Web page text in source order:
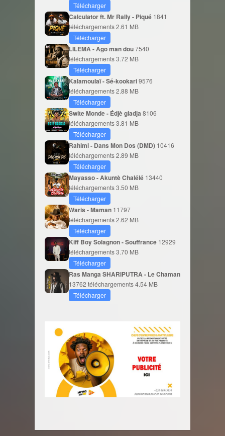
Télécharger
Calculator ft. Mr Rally - Piqué 1841
téléchargements2.61 MB
Télécharger
LILEMA - Ago man dou7540
téléchargements3.72 MB
Télécharger
Kalamoulaï - Sé-kookari9576
téléchargements2.88 MB
Télécharger
Swite Monde - Édjè gladja 8106
téléchargements3.81 MB
Télécharger
Rahimi - Dans Mon Dos (DMD) 10416
téléchargements2.89 MB
Télécharger
Mayasso - Akuntè Chalélé 13440
téléchargements3.50 MB
Télécharger
Waris - Maman 11797
téléchargements2.62 MB
Télécharger
Kiff Boy Solagnon - Souffrance 12929
téléchargements3.70 MB
Télécharger
Ras Manga SHARIPUTRA - Le Chaman
13762 téléchargements4.54 MB
Télécharger